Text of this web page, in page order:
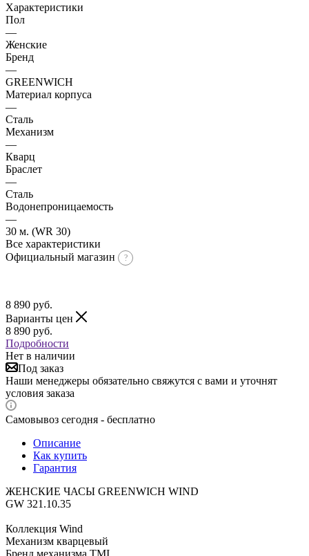
Характеристики
Пол
—
Женские
Бренд
—
GREENWICH
Материал корпуса
—
Сталь
Механизм
—
Кварц
Браслет
—
Сталь
Водонепроницаемость
—
30 м. (WR 30)
Все характеристики
Официальный магазин
8 890 руб.
Варианты цен
8 890 руб.
Подробности
Нет в наличии
Под заказ
Наши менеджеры обязательно свяжутся с вами и уточнят
условия заказа
Самовывоз сегодня - бесплатно
Описание
Как купить
Гарантия
ЖЕНСКИЕ ЧАСЫ GREENWICH WIND
GW 321.10.35
Коллекция Wind
Механизм кварцевый
Бренд механизма TMI